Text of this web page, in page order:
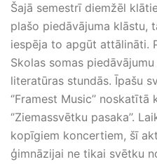
Šajā semestrī diemžēl
plašo piedāvājuma klāstu,
iespēja to apgūt attālināti.
Skolas somas
literatūras stundās. Īpašu
‘’Framest Music’’
‘’Ziemassvētku pasaka’’.
kopīgiem koncertiem, šī
ģimnāzijai ne tikai svētku